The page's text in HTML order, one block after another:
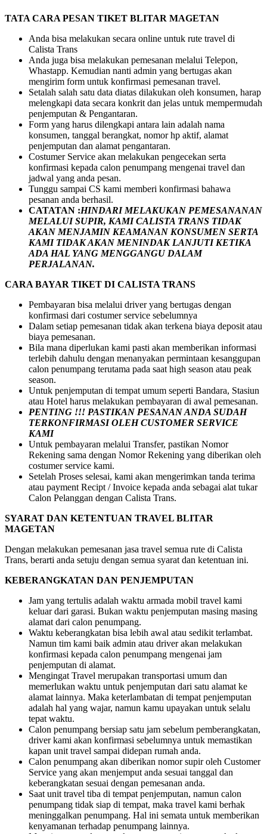
TATA CARA PESAN TIKET BLITAR MAGETAN
Anda bisa melakukan secara online untuk rute travel di
Calista Trans
Anda juga bisa melakukan pemesanan melalui Telepon,
Whastapp. Kemudian nanti admin yang bertugas akan
mengirim form untuk konfirmasi pemesanan travel.
Setalah salah satu data diatas dilakukan oleh konsumen, harap
melengkapi data secara konkrit dan jelas untuk mempermudah
penjemputan & Pengantaran.
Form yang harus dilengkapi antara lain adalah nama
konsumen, tanggal berangkat, nomor hp aktif, alamat
penjemputan dan alamat pengantaran.
Costumer Service akan melakukan pengecekan serta
konfirmasi kepada calon penumpang mengenai travel dan
jadwal yang anda pesan.
Tunggu sampai CS kami memberi konfirmasi bahawa
pesanan anda berhasil.
CATATAN :HINDARI MELAKUKAN PEMESANANAN
MELALUI SUPIR, KAMICALISTA TRANS TIDAK
AKAN MENJAMIN KEAMANAN KONSUMEN SERTA
KAMI TIDAK AKAN MENINDAK LANJUTI KETIKA
ADA HAL YANG MENGGANGU DALAM
PERJALANAN.
CARA BAYAR TIKET DI CALISTA TRANS
Pembayaran bisa melalui driver yang bertugas dengan
konfirmasi dari costumer service sebelumnya
Dalam setiap pemesanan tidak akan terkena biaya deposit atau
biaya pemesanan.
Bila mana diperlukan kami pasti akan memberikan informasi
terlebih dahulu dengan menanyakan permintaan kesanggupan
calon penumpang terutama pada saat high season atau peak
season.
Untuk penjemputan di tempat umum seperti Bandara, Stasiun
atau Hotel harus melakukan pembayaran di awal pemesanan.
PENTING !!! PASTIKAN PESANAN ANDA SUDAH
TERKONFIRMASI OLEH CUSTOMER SERVICE
KAMI
Untuk pembayaran melalui Transfer, pastikan Nomor
Rekening sama dengan Nomor Rekening yang diberikan oleh
costumer service kami.
Setelah Proses selesai, kami akan mengerimkan tanda terima
atau payment Recipt / Invoice kepada anda sebagai alat tukar
Calon Pelanggan dengan Calista Trans.
SYARAT DAN KETENTUAN TRAVEL BLITAR
MAGETAN
Dengan melakukan pemesanan jasa travel semua rute di Calista
Trans, berarti anda setuju dengan semua syarat dan ketentuan ini.
KEBERANGKATAN DAN PENJEMPUTAN
Jam yang tertulis adalah waktu armada mobil travel kami
keluar dari garasi. Bukan waktu penjemputan masing masing
alamat dari calon penumpang.
Waktu keberangkatan bisa lebih awal atau sedikit terlambat.
Namun tim kami baik admin atau driver akan melakukan
konfirmasi kepada calon penumpang mengenai jam
penjemputan di alamat.
Mengingat Travel merupakan transportasi umum dan
memerlukan waktu untuk penjemputan dari satu alamat ke
alamat lainnya. Maka keterlambatan di tempat penjemputan
adalah hal yang wajar, namun kamu upayakan untuk selalu
tepat waktu.
Calon penumpang bersiap satu jam sebelum pemberangkatan,
driver kami akan konfirmasi sebelumnya untuk memastikan
kapan unit travel sampai didepan rumah anda.
Calon penumpang akan diberikan nomor supir oleh Customer
Service yang akan menjemput anda sesuai tanggal dan
keberangkatan sesuai dengan pemesanan anda.
Saat unit travel tiba di tempat penjemputan, namun calon
penumpang tidak siap di tempat, maka travel kami berhak
meninggalkan penumpang. Hal ini semata untuk memberikan
kenyamanan terhadap penumpang lainnya.